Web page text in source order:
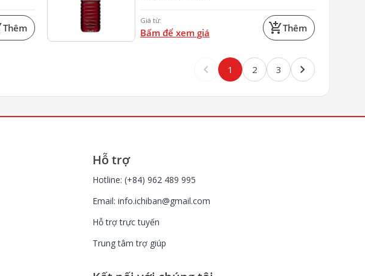
Thêm
Giá từ:
Bấm để xem giá add_shopping_cartThêm
keyboard_arrow_left 1 2 3 keyboard_arrow_right
Hỗ trợ
Hotline: (+84) 962 489 995
Email:info.ichiban@gmail.com
Hỗ trợ trực tuyến
Trung tâm trợ giúp